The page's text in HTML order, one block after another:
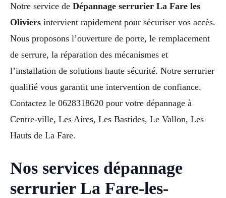
Notre service de Dépannage serrurier La Fare les
Oliviers intervient rapidement pour sécuriser vos accès.
Nous proposons l’ouverture de porte, le remplacement
de serrure, la réparation des mécanismes et
l’installation de solutions haute sécurité. Notre serrurier
qualifié vous garantit une intervention de confiance.
Contactez le 0628318620 pour votre dépannage à
Centre-ville, Les Aires, Les Bastides, Le Vallon, Les
Hauts de La Fare.
Nos services dépannage
serrurier La Fare-les-